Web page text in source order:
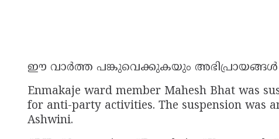
ഈ വാർത്ത പങ്കുവെക്കുകയും
Enmakaje ward member Mahesh Bhat was
for anti-party activities. The suspension was
Ashwini.